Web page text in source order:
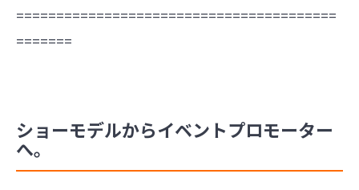
========================================
=======
ショーモデルからイベントプロモーター
へ。